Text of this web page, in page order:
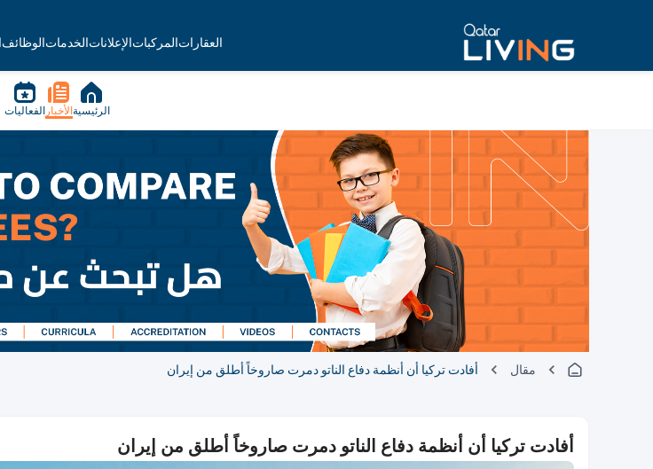
العقاراتالمركباتالإعلاناتالخدماتالوظائف
الرئيسية الأخبار الفعاليات
مقال أفادت تركيا أن أنظمة دفاع الناتو دمرت صاروخاً أطلق من إيران
أفادت تركيا أن أنظمة دفاع الناتو دمرت صاروخاً أطلق من إيران